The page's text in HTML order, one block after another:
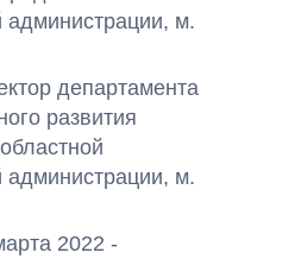
администрации, м.
департамента
развития
администрации, м.
2022 -